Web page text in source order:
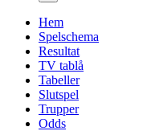
Hem
Spelschema
Resultat
TV tablå
Tabeller
Slutspel
Trupper
Odds